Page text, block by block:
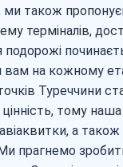
ми також
терміналів,
на кожному
Туреччини
тому
а
прагнемо